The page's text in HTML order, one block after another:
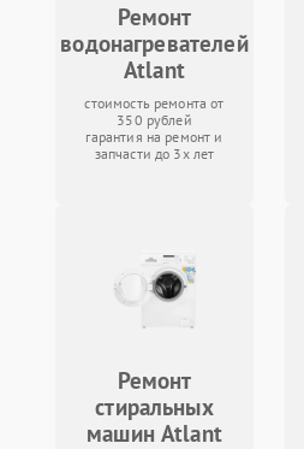
Ремонт
водонагревателей
Atlant
стоимость ремонта от
350 рублей
гарантия на ремонт и
запчасти до 3х лет
Ремонт
стиральных
машин Atlant